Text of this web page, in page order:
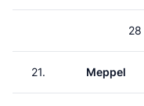
21. Meppel